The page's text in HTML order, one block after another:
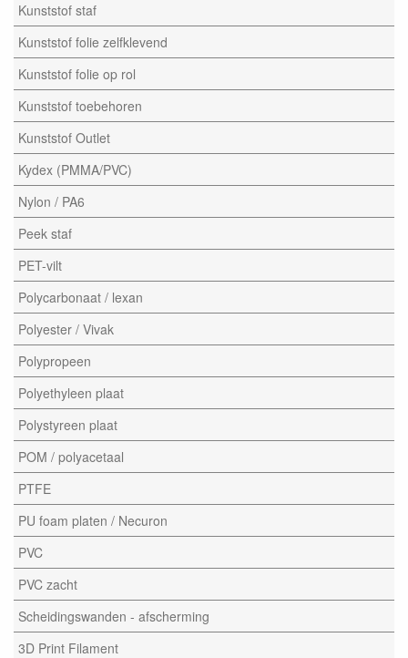
Kunststof staf
Kunststof folie zelfklevend
Kunststof folie op rol
Kunststof toebehoren
Kunststof Outlet
Kydex (PMMA/PVC)
Nylon / PA6
Peek staf
PET-vilt
Polycarbonaat / lexan
Polyester / Vivak
Polypropeen
Polyethyleen plaat
Polystyreen plaat
POM / polyacetaal
PTFE
PU foam platen / Necuron
PVC
PVC zacht
Scheidingswanden - afscherming
3D Print Filament